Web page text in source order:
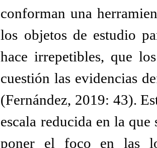
conforman una
los objetos de estudio
hace irrepetibles, que
cuestión las evidencias
(Fernández, 2019: 43).
escala reducida en la
poner el foco en las